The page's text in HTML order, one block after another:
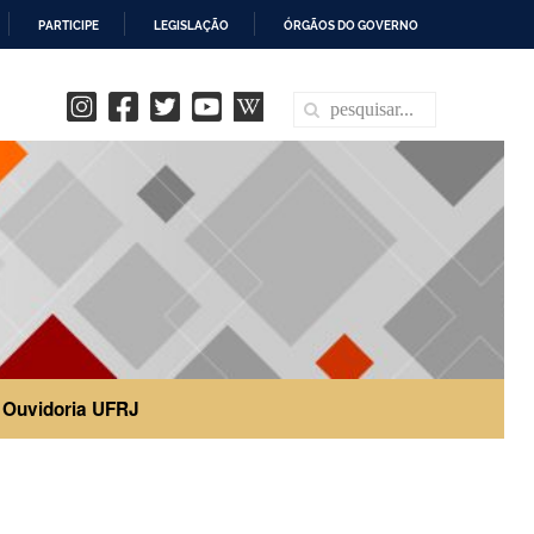
PARTICIPE LEGISLAÇÃO ÓRGÃOS DO GOVERNO
Ouvidoria UFRJ